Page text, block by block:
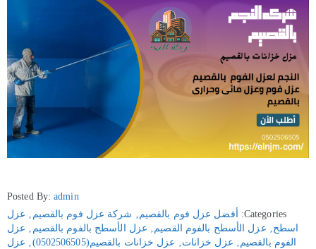
Posted By:admin
Categories:
أفضل عزل فوم بالقصيم‚ شركة عزل فوم بالقصيم ‚ عزل
اسطح‚ عزل الأسطح بالفوم القصيم‚ عزل الأسطح بالفوم بالقصيم ‚ عزل
الفوم بالقصيم‚ عزل خزانات‚ عزل خزانات بالقصيم(0502506505) ‚ عزل